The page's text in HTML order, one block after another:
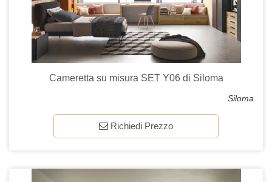
Cameretta su misura SET Y06 di Siloma
Siloma
Richiedi Prezzo